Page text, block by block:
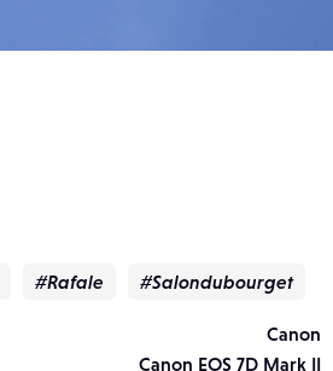
#Rafale #Salondubourget
Canon
Canon EOS 7D Mark II